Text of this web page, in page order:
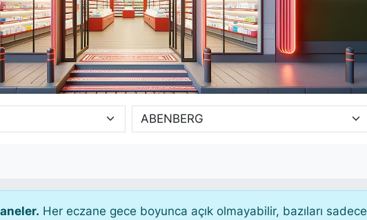
Her eczane gece boyunca açık olmayabilir, bazıları sadece